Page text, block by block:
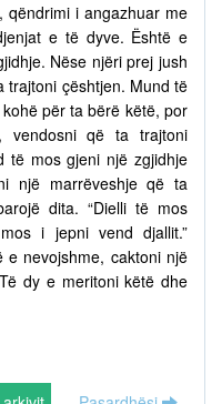
qëndrimi i angazhuar me
e të dyve. Është e
Nëse njëri prej jush
trajtoni çështjen. Mund të
për ta bërë këtë, por
vendosni që ta trajtoni
të mos gjeni një zgjidhje
një marrëveshje që ta
dita. “Dielli të mos
i jepni vend djallit.”
e nevojshme, caktoni një
dy e meritoni këtë dhe